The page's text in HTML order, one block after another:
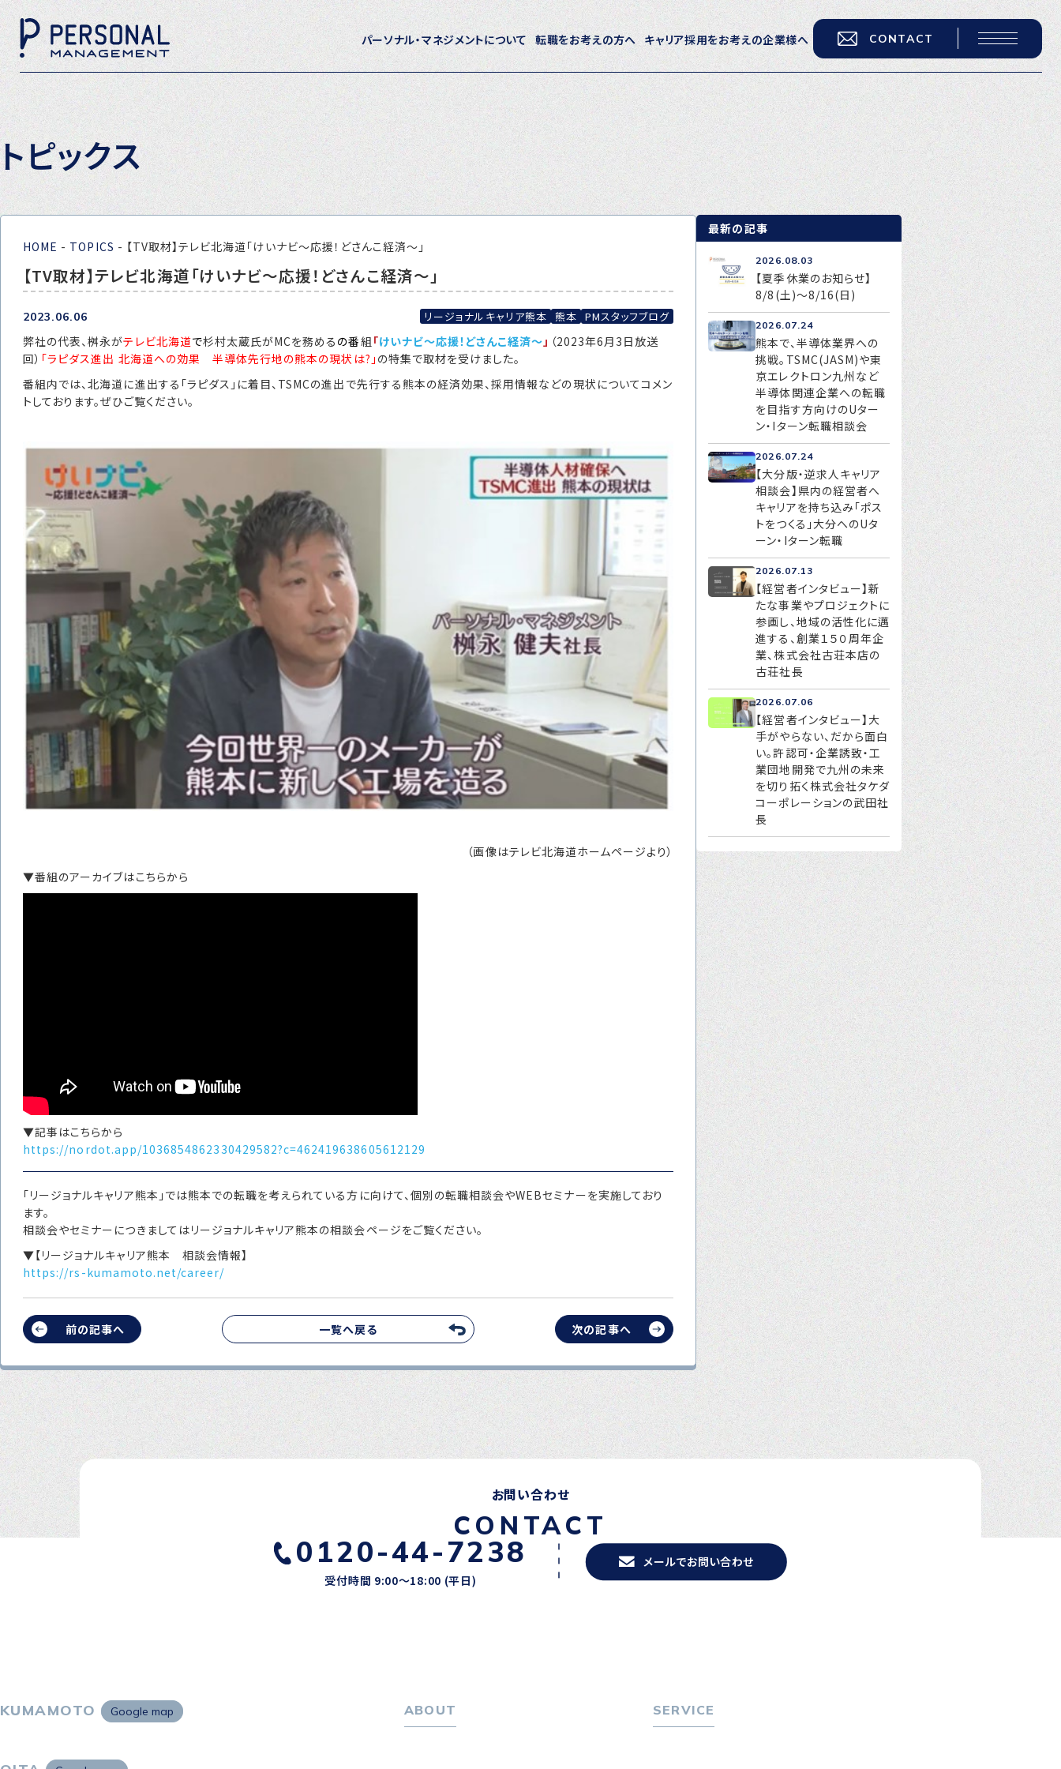
パーソナル・マネジメントについて 転職をお考えの方へ キャリア採用をお考えの企業様へ CONTACT
ホーム
パーソナル・マネジメントについて
会社概要
採用情報
P-maneコラム
ニュース
転職をお考えの方へ
転職エージェントサービス
転職相談会
転職者の声
キャリア採用をお考えの企業様へ
選ばれる４つの理由
４つの特長で解決
独自の採用スキーム
お問い合わせ
プライバシーポリシー
トピックス
HOME - TOPICS - 【TV取材】テレビ北海道「けいナビ～応援！どさんこ経済～」
【TV取材】テレビ北海道「けいナビ～応援！どさんこ経済～」
2023.06.06 リージョナルキャリア熊本 熊本 PMスタッフブログ
弊社の代表、桝永がテレビ北海道で杉村太蔵氏がMCを務める の番組 「けいナビ～応援！どさんこ経済～ 」 （2023年6月3日放送
回） 「ラピダス進出 北海道への効果 半導体先行地の熊本の現状は?」 の特集で取材を受けました。
番組内では、北海道に進出する「ラピダス」に着目、TSMCの進出で先行する熊本の経済効果、採用情報などの現状についてコメン
トしております。ぜひご覧ください。
（画像はテレビ北海道ホームページより）
▼番組のアーカイブはこちらから
▼記事はこちらから
https://nordot.app/1036854862330429582?c=462419638605612129
「リージョナルキャリア熊本」では熊本での転職を考えられている方に向けて、個別の転職相談会やWEBセミナーを実施しており
ます。
相談会やセミナーにつきましてはリージョナルキャリア熊本の相談会ページをご覧ください。
▼【リージョナルキャリア熊本 相談会情報】
https://rs-kumamoto.net/career/
前の記事へ 一覧へ戻る 次の記事へ
最新の記事
2026.08.03
【夏季休業のお知らせ】
8/8(土)～8/16(日)
2026.07.24
熊本で、半導体業界への
挑戦。TSMC(JASM)や東
京エレクトロン九州など
半導体関連企業への転職
を目指す方向けのUター
ン・Iターン転職相談会
2026.07.24
【大分版・逆求人キャリア
相談会】県内の経営者へ
キャリアを持ち込み「ポス
トをつくる」大分へのUタ
ーン・Iターン転職
2026.07.13
【経営者インタビュー】新
たな事業やプロジェクトに
参画し、地域の活性化に邁
進する、創業１５０周年企
業、株式会社古荘本店の
古荘社長
2026.07.06
【経営者インタビュー】大
手がやらない、だから面白
い。許認可・企業誘致・工
業団地開発で九州の未来
を切り拓く株式会社タケダ
コーポレーションの武田社
長
お問い合わせ
CONTACT
0120-44-7238
受付時間 9:00〜18:00 (平日)
メールでお問い合わせ
KUMAMOTO Google map ABOUT SERVICE